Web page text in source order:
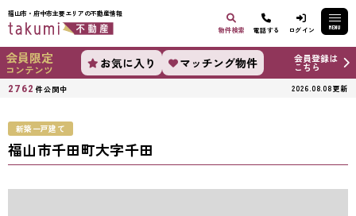
福山市・府中市主要エリアの不動産情報
物件検索
電話する ログイン MENU
会員限定
コンテンツ お気に入り マッチング物件 会員登録は
こちら
2762 件公開中 2026.08.08更新
新築一戸建て
福山市千田町大字千田